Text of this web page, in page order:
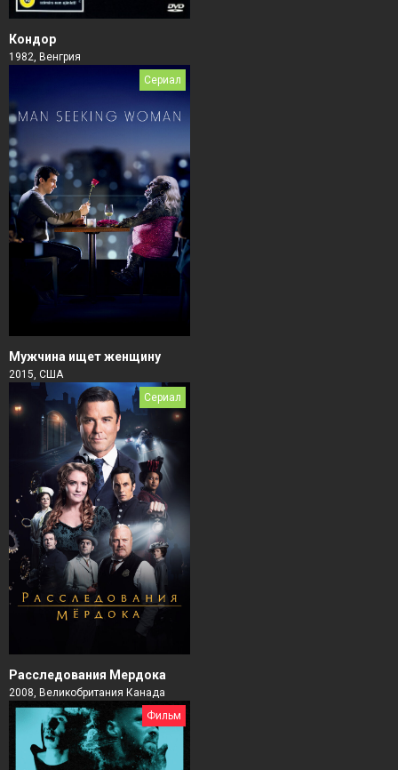
Кондор
1982, Венгрия
Сериал
Мужчина ищет женщину
2015, США
Сериал
Расследования Мердока
2008, Великобритания Канада
Фильм